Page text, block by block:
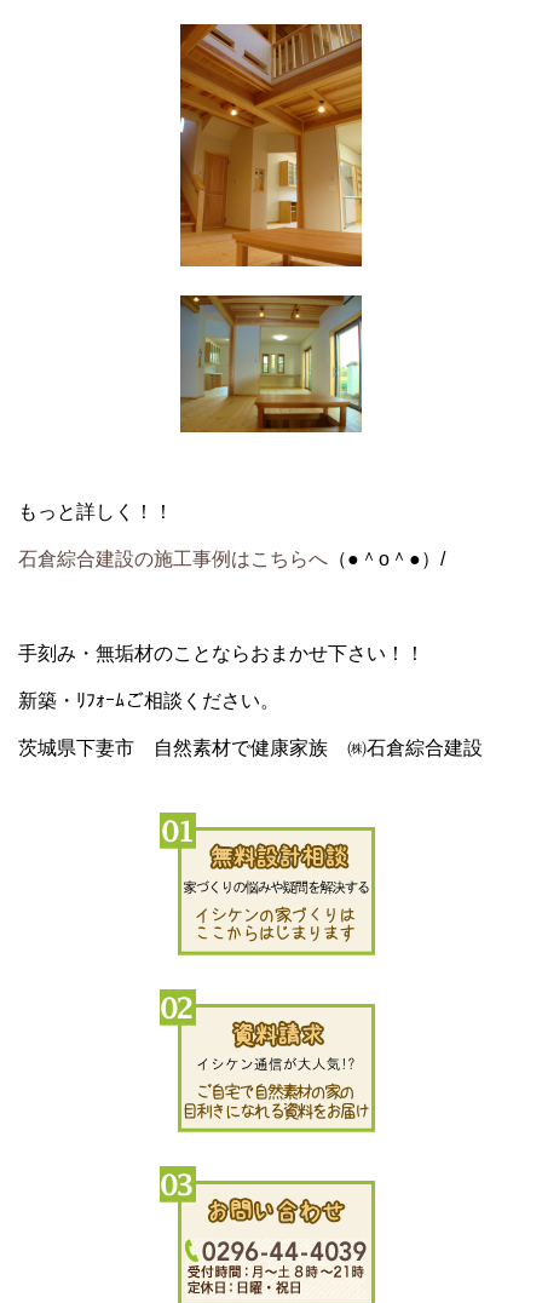
もっと詳しく！！
石倉綜合建設の施工事例はこちらへ （●＾o＾●）/
手刻み・無垢材のことならおまかせ下さい！！
新築・ﾘﾌｫｰﾑご相談ください。
茨城県下妻市 自然素材で健康家族 ㈱石倉綜合建設